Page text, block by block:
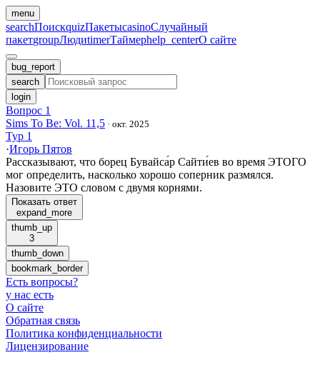
menu
searchПоискquizПакетыcasinoСлучайный
пакетgroupЛюдиtimerТаймерhelp_centerО сайте
bug_report
search
login
Вопрос 1
Sims To Be: Vol. 11,5 · окт. 2025
Тур 1
·Игорь Пятов
Рассказывают, что борец Бувайса́р Сайти́ев во время ЭТОГО
мог определить, насколько хорошо соперник размялся.
Назовите ЭТО словом с двумя корнями.
Показать ответ
expand_more
thumb_up
3
thumb_down
bookmark_border
Есть вопросы?
у нас есть
О сайте
Обратная связь
Политика конфиденциальности
Лицензирование